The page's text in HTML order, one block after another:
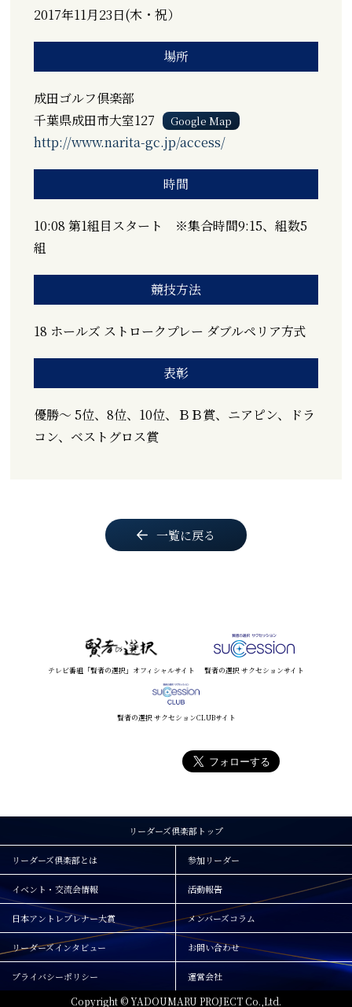
2017年11月23日(木・祝）
場所
成田ゴルフ倶楽部
千葉県成田市大室127
Google Map
http://www.narita-gc.jp/access/
時間
10:08 第1組目スタート ※集合時間9:15、組数5
組
競技方法
18 ホールズ ストロークプレー ダブルペリア方式
表彰
優勝～ 5位、8位、10位、ＢＢ賞、ニアピン、ドラ
コン、ベストグロス賞
一覧に戻る
テレビ番組「賢者の選択」オフィシャルサイト 賢者の選択 サクセションサイト
賢者の選択 サクセションCLUBサイト
リーダーズ倶楽部トップ
リーダーズ倶楽部とは 参加リーダー
イベント・交流会情報 活動報告
日本アントレプレナー大賞 メンバーズコラム
リーダーズインタビュー お問い合わせ
プライバシーポリシー 運営会社
Copyright © YADOUMARU PROJECT Co.,Ltd.